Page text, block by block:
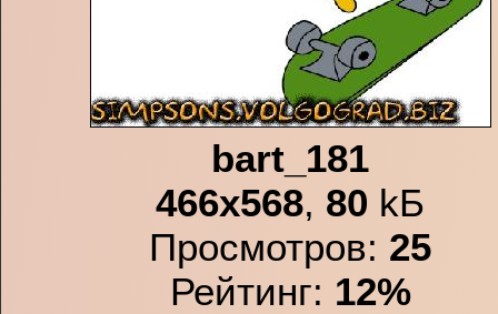
bart_181
466x568, 80 kБ
Просмотров: 25
Рейтинг: 12%